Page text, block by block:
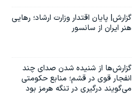
گزارش| پایان اقتدار وزارت ارشاد؛ رهایی
هنر ایران از سانسور
گزارش‌ها از شنیده شدن صدای چند
انفجار قوی در قشم؛ منابع حکومتی
می‌گویند درگیری در تنگه هرمز بود